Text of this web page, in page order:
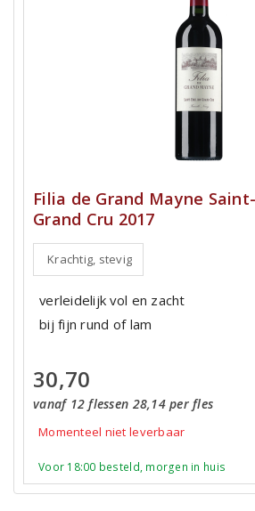
Filia de Grand Mayne
Grand Cru 2017
Krachtig, stevig
verleidelijk vol en zacht
bij fijn rund of lam
30,70
vanaf 12 flessen 28,14 per fles
Momenteel niet leverbaar
Voor 18:00 besteld, morgen in huis